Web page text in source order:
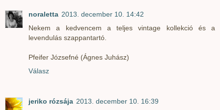
noraletta 2013. december 10. 14:42
Nekem a kedvencem a teljes vintage kollekció és a
levendulás szappantartó.
Pfeifer Józsefné (Ágnes Juhász)
Válasz
jeriko rózsája 2013. december 10. 16:39